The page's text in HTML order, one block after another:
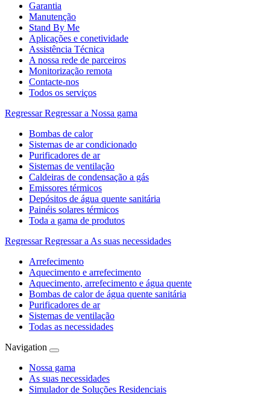
Garantia
Manutenção
Stand By Me
Aplicações e conetividade
Assistência Técnica
A nossa rede de parceiros
Monitorização remota
Contacte-nos
Todos os serviços
Regressar Regressar a Nossa gama
Bombas de calor
Sistemas de ar condicionado
Purificadores de ar
Sistemas de ventilação
Caldeiras de condensação a gás
Emissores térmicos
Depósitos de água quente sanitária
Painéis solares térmicos
Toda a gama de produtos
Regressar Regressar a As suas necessidades
Arrefecimento
Aquecimento e arrefecimento
Aquecimento, arrefecimento e água quente
Bombas de calor de água quente sanitária
Purificadores de ar
Sistemas de ventilação
Todas as necessidades
Navigation
Nossa gama
As suas necessidades
Simulador de Soluções Residenciais